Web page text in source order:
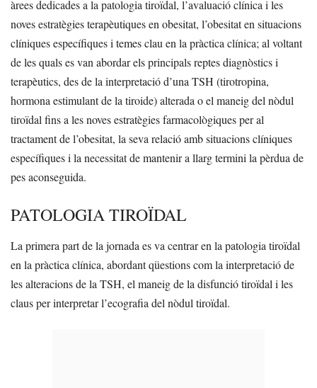
àrees dedicades a la patologia tiroïdal, l’avaluació clínica i les
noves estratègies terapèutiques en obesitat, l’obesitat en situacions
clíniques específiques i temes clau en la pràctica clínica; al voltant
de les quals es van abordar els principals reptes diagnòstics i
terapèutics, des de la interpretació d’una TSH (tirotropina,
hormona estimulant de la tiroide) alterada o el maneig del nòdul
tiroïdal fins a les noves estratègies farmacològiques per al
tractament de l’obesitat, la seva relació amb situacions clíniques
específiques i la necessitat de mantenir a llarg termini la pèrdua de
pes aconseguida.
PATOLOGIA TIROÏDAL
La primera part de la jornada es va centrar en la patologia tiroïdal
en la pràctica clínica, abordant qüestions com la interpretació de
les alteracions de la TSH, el maneig de la disfunció tiroïdal i les
claus per interpretar l’ecografia del nòdul tiroïdal.